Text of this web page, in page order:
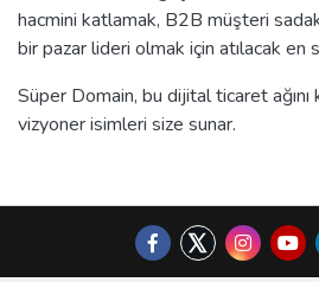
hacmini katlamak, B2B müşteri
bir pazar lideri olmak için atılacak en
Süper Domain, bu dijital ticaret ağını
vizyoner isimleri size sunar.